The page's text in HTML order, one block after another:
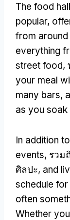
The food
popular,
from
everything
street food,
your meal
many bars,
as you soak
In addition
events, รวม
ศิลปะ, and
schedule
often
Whether